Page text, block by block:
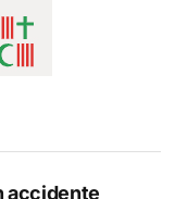
accidente